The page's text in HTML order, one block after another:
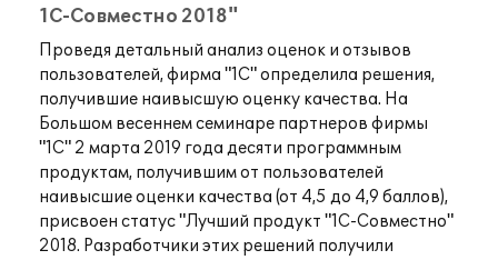
1С-Совместно 2018"
Проведя детальный анализ оценок и отзывов
пользователей, фирма "1С" определила решения,
получившие наивысшую оценку качества. На
Большом весеннем семинаре партнеров фирмы
"1С" 2 марта 2019 года десяти программным
продуктам, получившим от пользователей
наивысшие оценки качества (от 4,5 до 4,9 баллов),
присвоен статус "Лучший продукт "1С-Совместно"
2018. Разработчики этих решений получили